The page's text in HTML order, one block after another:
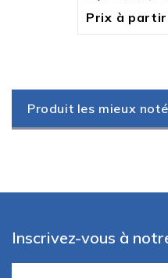
Prix à partir
Produit les mieux noté
Inscrivez-vous à